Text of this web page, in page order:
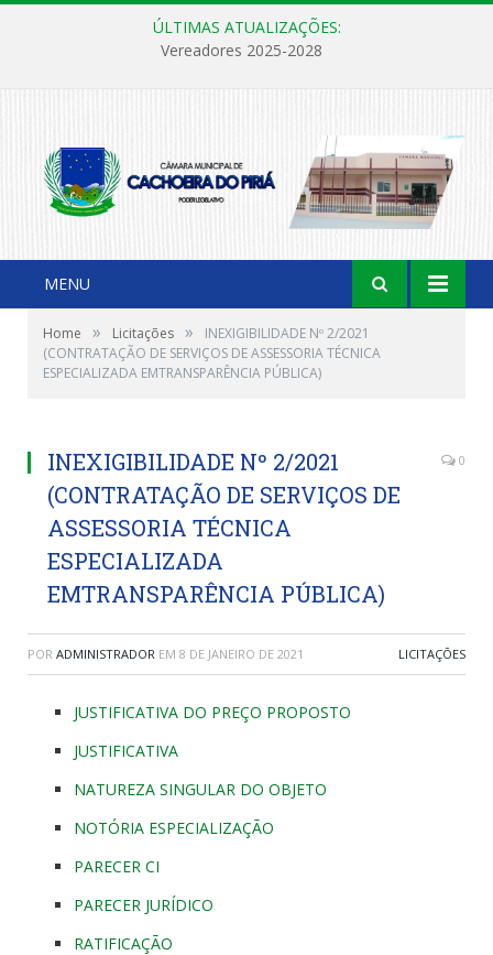
ÚLTIMAS ATUALIZAÇÕES:
Vereadores 2025-2028
MENU
Home » Licitações »
INEXIGIBILIDADE Nº 2/2021
(CONTRATAÇÃO DE SERVIÇOS DE ASSESSORIA TÉCNICA
ESPECIALIZADA EMTRANSPARÊNCIA PÚBLICA)
INEXIGIBILIDADE Nº 2/2021
(CONTRATAÇÃO DE SERVIÇOS DE
ASSESSORIA TÉCNICA
ESPECIALIZADA
EMTRANSPARÊNCIA PÚBLICA)
0
POR ADMINISTRADOR EM 8 DE JANEIRO DE 2021 LICITAÇÕES
JUSTIFICATIVA DO PREÇO PROPOSTO
JUSTIFICATIVA
NATUREZA SINGULAR DO OBJETO
NOTÓRIA ESPECIALIZAÇÃO
PARECER CI
PARECER JURÍDICO
RATIFICAÇÃO